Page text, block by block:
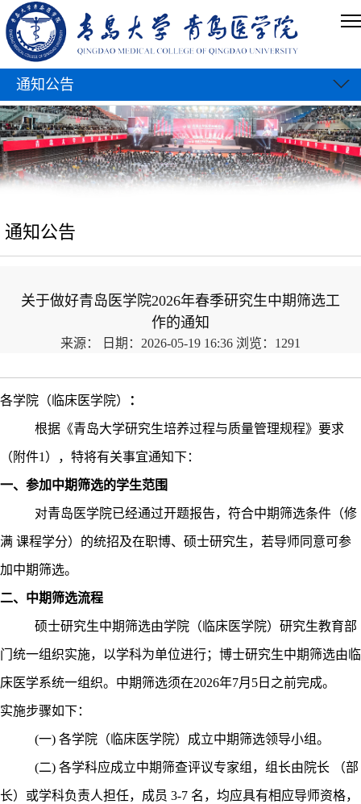
通知公告
通知公告
关于做好青岛医学院2026年春季研究生中期筛选工
作的通知
来源： 日期：2026-05-19 16:36 浏览： 1291
各学院（临床医学院） ：
根据《青岛大学研究生培养过程与质量管理规程》要求
（附件1），特将有关事宜通知下：
一、 参加中期筛选的学生范围
对青岛医学院已经通过开题报告，符合中期筛选条件（修
满 课程学分）的统招及在职博、硕士研究生，若导师同意可参
加中期筛选。
二、中期筛选流程
硕士研究生中期筛选由学院（临床医学院）研究生教育部
门统一组织实施，以学科为单位进行；博士研究生中期筛选由临
床医学系统一组织。中期筛选须在2026年7月 5 日之前完成。
实施步骤如下：
(一) 各学院（临床医学院）成立中期筛选领导小组。
(二) 各学科应成立中期筛查评议专家组，组长由院长 （部
长）或学科负责人担任，成员 3-7 名，均应具有相应导师资格，